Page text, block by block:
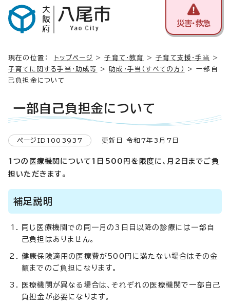
災害・救急
現在の位置： トップページ >子育て・教育 >子育て支援・手当
>
子育てに関する手当・助成等
> 助成・手当（すべての方）
> 一部自
己負担金について
一部自己負担金について
ページID1003937 更新日 令和7年3月7日
1つの医療機関について1日500円を限度に、月2日までご負
担いただきます。
補足説明
同じ医療機関での同一月の3日目以降の診療には一部自
己負担はありません。
健康保険適用の医療費が500円に満たない場合はその金
額までのご負担になります。
医療機関が異なる場合は、それぞれの医療機関で一部自己
負担金が必要になります。